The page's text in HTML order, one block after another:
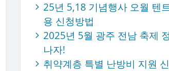
25년 5,18 기념행사 오월 텐
용 신청방법
2025년 5월 광주 전남 축제
나자!
취약계층 특별 난방비 지원